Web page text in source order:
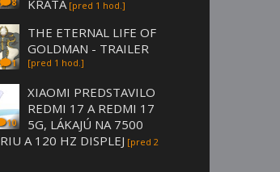
8
KRATA [pred 1 hod.]
1
THE ETERNAL LIFE OF
GOLDMAN - TRAILER
[pred 1 hod.]
10
XIAOMI PREDSTAVILO
REDMI 17 A REDMI 17
5G, LÁKAJÚ NA 7500
A 120 HZ DISPLEJ [pred 2